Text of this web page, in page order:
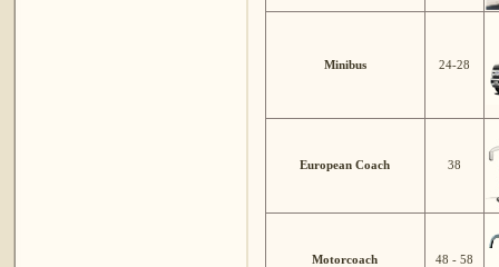
Minibus 24-28
European Coach 38
Motorcoach 48 - 58